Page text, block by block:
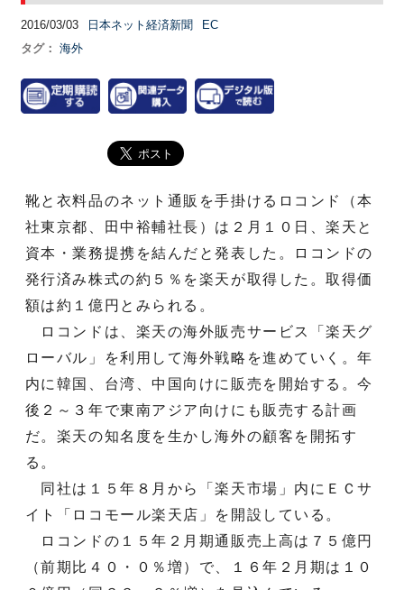
2016/03/03 日本ネット経済新聞
EC
タグ： 海外
靴と衣料品のネット通販を手掛けるロコンド（本
社東京都、田中裕輔社長）は２月１０日、楽天と
資本・業務提携を結んだと発表した。ロコンドの
発行済み株式の約５％を楽天が取得した。取得価
額は約１億円とみられる。
ロコンドは、楽天の海外販売サービス「楽天グ
ローバル」を利用して海外戦略を進めていく。年
内に韓国、台湾、中国向けに販売を開始する。今
後２～３年で東南アジア向けにも販売する計画
だ。楽天の知名度を生かし海外の顧客を開拓す
る。
同社は１５年８月から「楽天市場」内にＥＣサ
イト「ロコモール楽天店」を開設している。
ロコンドの１５年２月期通販売上高は７５億円
（前期比４０・０％増）で、１６年２月期は１０